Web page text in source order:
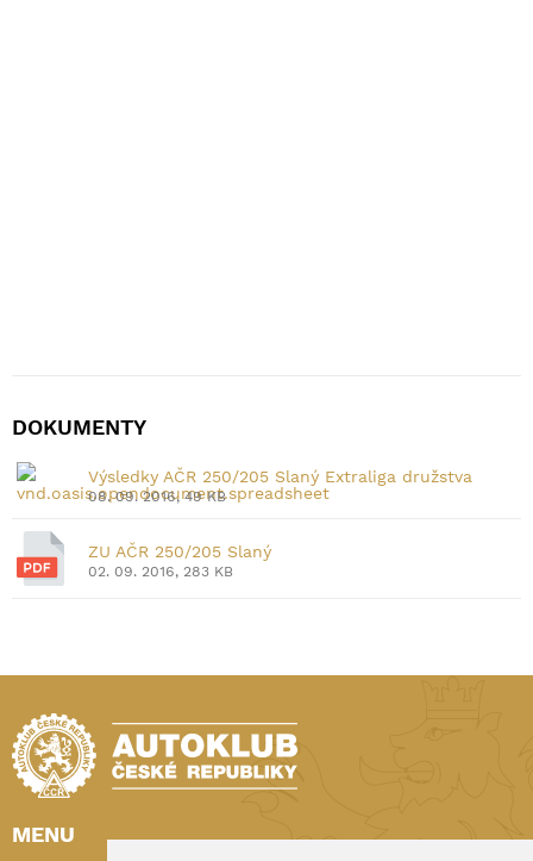
DOKUMENTY
Výsledky AČR 250/205 Slaný Extraliga družstva
08. 09. 2016, 49 KB
ZU AČR 250/205 Slaný
02. 09. 2016, 283 KB
MENU